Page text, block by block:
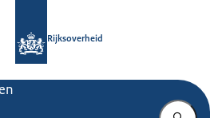
Rijksoverheid